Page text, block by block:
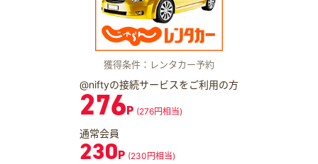
獲得条件：レンタカー予約
@niftyの接続サービスをご利用の方
276P (276円相当)
通常会員
230P (230円相当)